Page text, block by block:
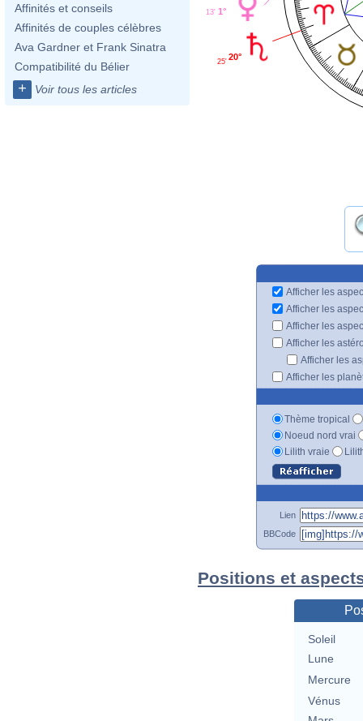
Affinités et conseils
Affinités de couples célèbres
Ava Gardner et Frank Sinatra
Compatibilité du Bélier
+ Voir tous les articles
1°
13'
20°
25'
Afficher les
Afficher les
Afficher les
Afficher les
Afficher les
Afficher les
Thème tropical
Noeud nord vrai
Lilith vraie
Lien
BBCode
Positions et
Soleil
Lune
Mercure
Vénus